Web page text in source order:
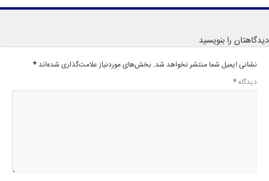
دیدگاهتان را بنویسید
نشانی ایمیل شما منتشر نخواهد شد. بخش‌های موردنیاز علامت‌گذاری شده‌اند *
دیدگاه*